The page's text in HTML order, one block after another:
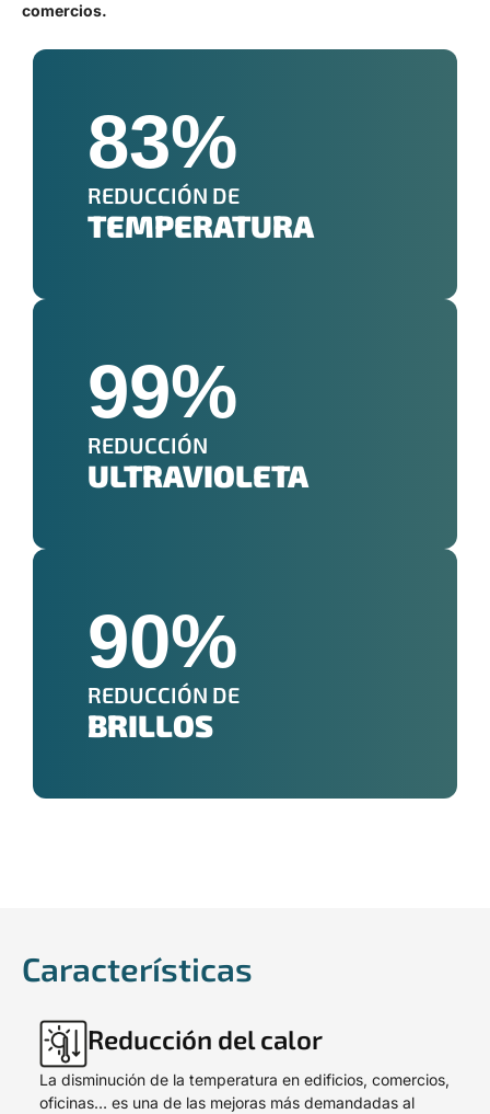
comercios.
REDUCCIÓN DE
TEMPERATURA
83%
REDUCCIÓN
ULTRAVIOLETA
99%
REDUCCIÓN DE
BRILLOS
90%
Características
Reducción del calor
La disminución de la temperatura en edificios, comercios,
oficinas… es una de las mejoras más demandadas al